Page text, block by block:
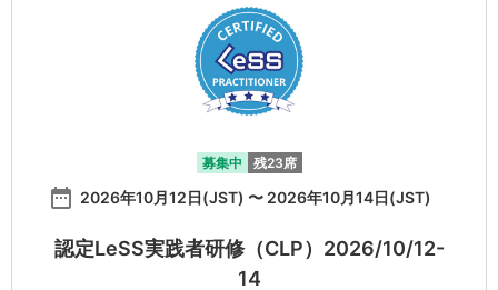
募集中 残23席
date_range 2026年10月12日(JST) 〜 2026年10月14日(JST)
認定LeSS実践者研修（CLP）2026/10/12-
14